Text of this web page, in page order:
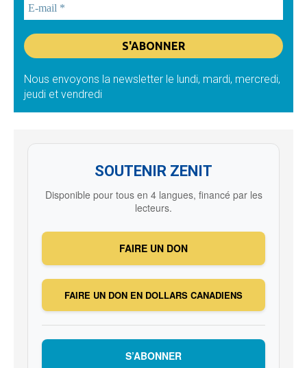
Nous envoyons la newsletter le lundi, mardi, mercredi,
jeudi et vendredi
SOUTENIR ZENIT
Disponible pour tous en 4 langues, financé par les
lecteurs.
FAIRE UN DON
FAIRE UN DON EN DOLLARS CANADIENS
S’ABONNER